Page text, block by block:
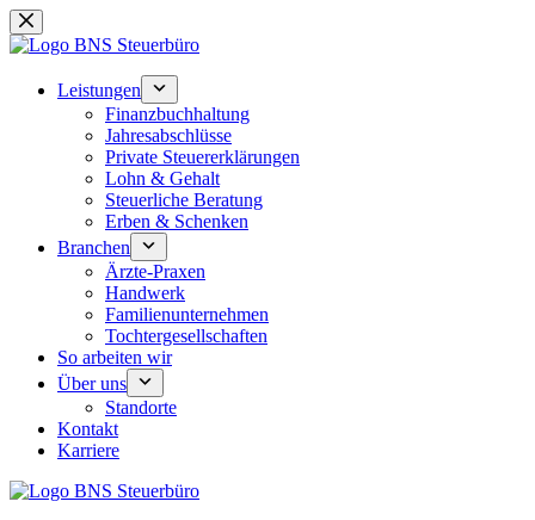
Zum
Inhalt
springen
Leistungen
Finanzbuchhaltung
Jahresabschlüsse
Private Steuererklärungen
Lohn & Gehalt
Steuerliche Beratung
Erben & Schenken
Branchen
Ärzte-Praxen
Handwerk
Familienunternehmen
Tochtergesellschaften
So arbeiten wir
Über uns
Standorte
Kontakt
Karriere